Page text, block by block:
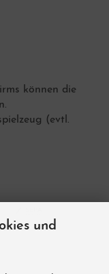
können die
(evtl.
und